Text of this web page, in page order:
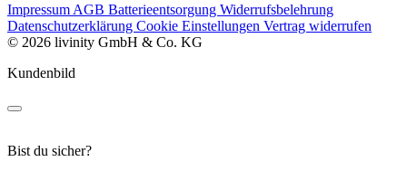
Impressum AGB Batterieentsorgung Widerrufsbelehrung
Datenschutzerklärung Cookie Einstellungen Vertrag widerrufen
© 2026 livinity GmbH & Co. KG
Kundenbild
Bist du sicher?